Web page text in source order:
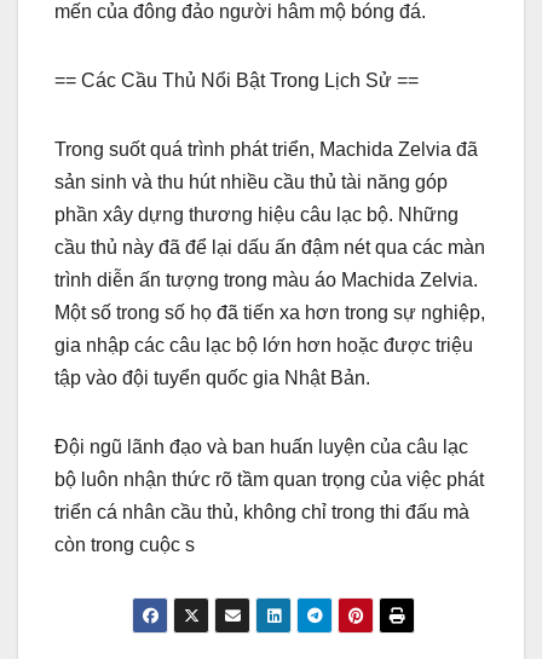
mến của đông đảo người hâm mộ bóng đá.
== Các Cầu Thủ Nổi Bật Trong Lịch Sử ==
Trong suốt quá trình phát triển, Machida Zelvia đã
sản sinh và thu hút nhiều cầu thủ tài năng góp
phần xây dựng thương hiệu câu lạc bộ. Những
cầu thủ này đã để lại dấu ấn đậm nét qua các màn
trình diễn ấn tượng trong màu áo Machida Zelvia.
Một số trong số họ đã tiến xa hơn trong sự nghiệp,
gia nhập các câu lạc bộ lớn hơn hoặc được triệu
tập vào đội tuyển quốc gia Nhật Bản.
Đội ngũ lãnh đạo và ban huấn luyện của câu lạc
bộ luôn nhận thức rõ tầm quan trọng của việc phát
triển cá nhân cầu thủ, không chỉ trong thi đấu mà
còn trong cuộc s